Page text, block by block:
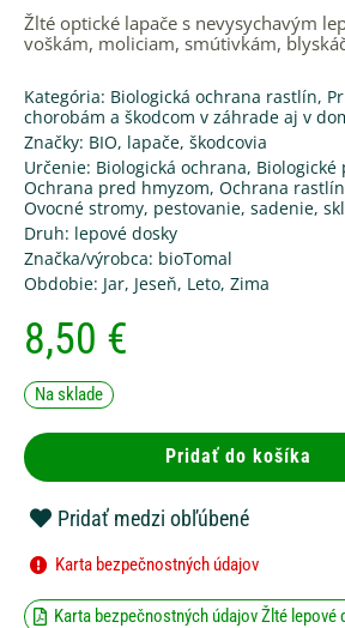
Žlté optické lapače s nevysychavým
voškám, moliciam, smútivkám,
Kategória: Biologická ochrana rastlín,
chorobám a škodcom v záhrade aj v
Značky: BIO, lapače, škodcovia
Určenie: Biologická ochrana, Biologické
Ochrana pred hmyzom, Ochrana rastlín
Ovocné stromy, pestovanie, sadenie,
Druh: lepové dosky
Značka/výrobca: bioTomal
Obdobie: Jar, Jeseň, Leto, Zima
8,50 €
Na sklade
Pridať do košíka
Pridať medzi obľúbené
Karta bezpečnostných údajov
Karta bezpečnostných údajov Žlté lepové